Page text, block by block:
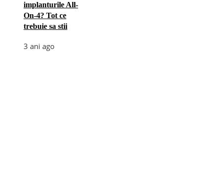
implanturile All-
On-4? Tot ce
trebuie sa stii
3 ani ago